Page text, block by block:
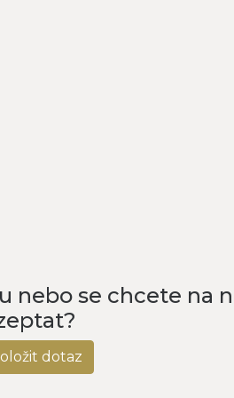
nebo se chcete na
dotaz